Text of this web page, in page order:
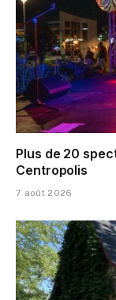
Plus de 20
Centropolis
7 août 2026